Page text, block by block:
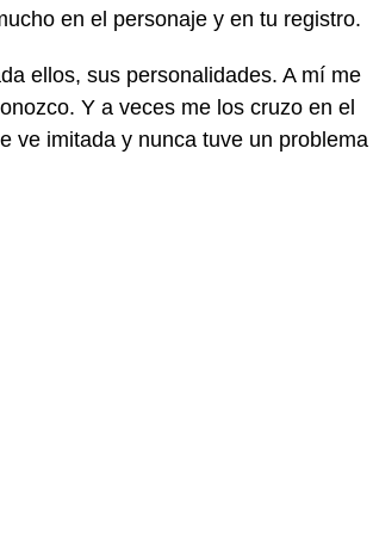
en el personaje y en tu registro.
ellos, sus personalidades. A mí me
Y a veces me los cruzo en el
ve imitada y nunca tuve un problema